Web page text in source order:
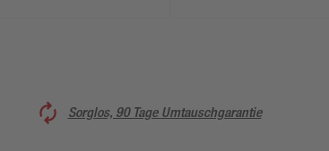
Sorglos, 90 Tage Umtauschgarantie